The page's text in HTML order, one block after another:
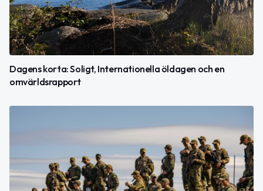
Dagens korta: Soligt, Internationella öldagen och en
omvärldsrapport